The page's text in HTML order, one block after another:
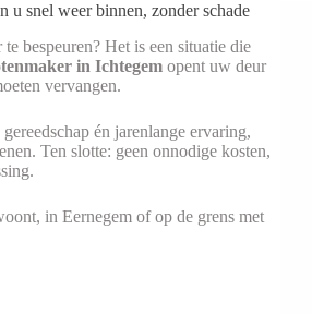
u snel weer binnen, zonder schade
bespeuren? Het is een situatie die
in Ichtegem opent uw deur
vervangen.
én jarenlange ervaring,
Ten slotte: geen onnodige kosten,
in Eernegem of op de grens met